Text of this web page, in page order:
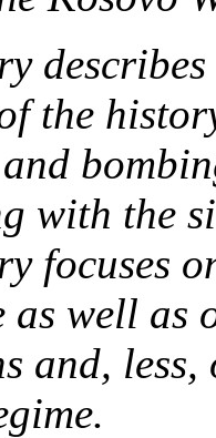
the
with the
focuses
as well as
and,